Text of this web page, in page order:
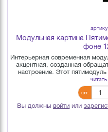
Модульная картина
фоне
Интерьерная современная
акцентная, созданная
настроение. Этот
шт.
Вы должны войти или